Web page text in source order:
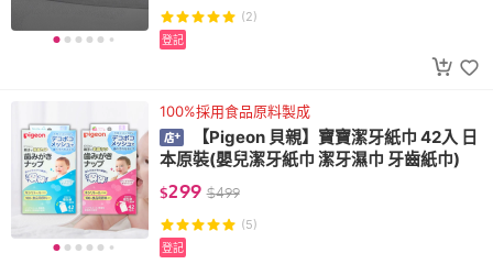
(2)
登記
100%採用食品原料製成
【Pigeon 貝親】寶寶潔牙紙巾 42入 日
本原裝(嬰兒潔牙紙巾 潔牙濕巾 牙齒紙巾)
$299 $499
(5)
登記